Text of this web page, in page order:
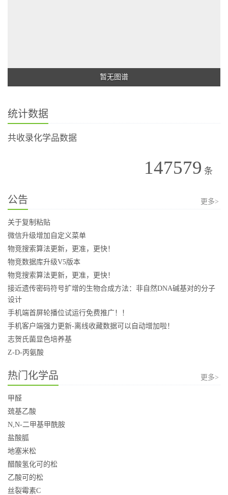
暂无图谱
统计数据
共收录化学品数据
147579 条
公告 更多>
关于复制粘贴
微信升级增加自定义菜单
物竞搜索算法更新，更准，更快！
物竞数据库升级V5版本
物竞搜索算法更新，更准，更快！
接近遗传密码符号扩增的生物合成方法：非自然DNA碱基对的分子
设计
手机端首屏轮播位试运行免费推广！！
手机客户端强力更新-离线收藏数据可以自动增加啦！
志贺氏菌显色培养基
Z-D-丙氨酸
热门化学品 更多>
甲醛
巯基乙酸
N,N-二甲基甲酰胺
盐酸胍
地塞米松
醋酸氢化可的松
乙酸可的松
丝裂霉素C